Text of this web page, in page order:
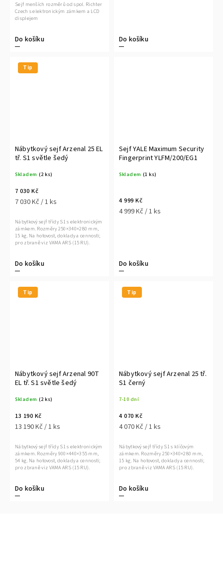
Do košíku
Sejf menších rozměrů od spol. Richter
Czech s elektronickým zámkem a LCD
displejem
Do košíku
Tip
Nábytkový sejf Arzenal 25 EL
tř. S1 světle šedý
Skladem (2 ks)
7 030 Kč
7 030 Kč / 1 ks
Do košíku
Nábytkový sejf třídy S1 s elektronickým
zámkem. Rozměry 250×340×280 mm,
15 kg. Na hotovost, doklady a cennosti;
pro zbraně viz VAMA ARS (15 RU).
Sejf YALE Maximum Security
Fingerprint YLFM/200/EG1
Skladem (1 ks)
4 999 Kč
4 999 Kč / 1 ks
Do košíku
Tip
Nábytkový sejf Arzenal 90T
EL tř. S1 světle šedý
Skladem (2 ks)
13 190 Kč
13 190 Kč / 1 ks
Do košíku
Nábytkový sejf třídy S1 s elektronickým
zámkem. Rozměry 900×440×355 mm,
54 kg. Na hotovost, doklady a cennosti;
pro zbraně viz VAMA ARS (15 RU).
Tip
Nábytkový sejf Arzenal 25 tř.
S1 černý
7-10 dní
4 070 Kč
4 070 Kč / 1 ks
Do košíku
Nábytkový sejf třídy S1 s klíčovým
zámkem. Rozměry 250×340×280 mm,
15 kg. Na hotovost, doklady a cennosti;
pro zbraně viz VAMA ARS (15 RU).